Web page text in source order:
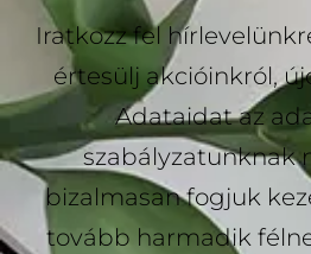
Iratkozz fel
értesülj akcióinkról,
Adataidat az
szabályzatunknak
bizalmasan fogjuk
tovább harmadik